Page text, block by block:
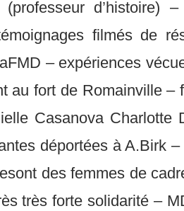
d’histoire)
filmés de
– expériences
au fort de Romainville –
Casanova Charlotte
déportées à A.Birk
des femmes de
très forte solidarité –